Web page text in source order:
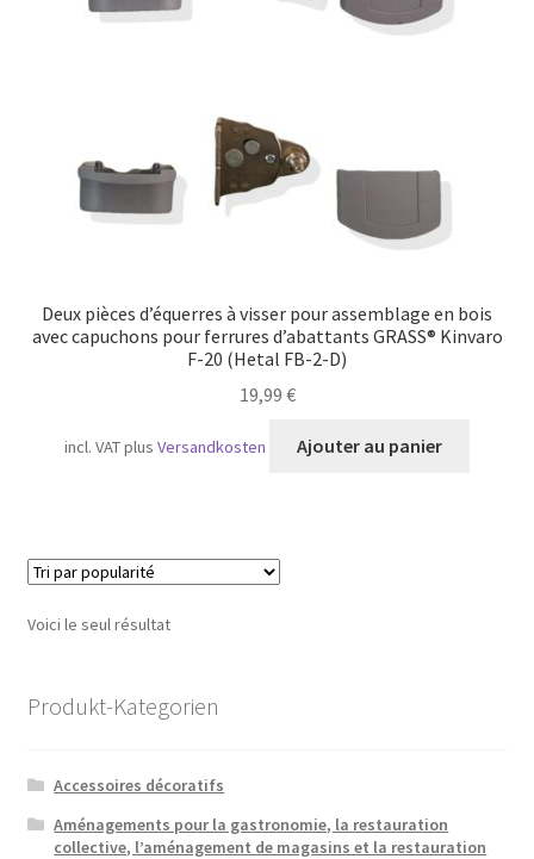
Transport maritime
Deux pièces d’équerres à visser pour assemblage en bois
avec capuchons pour ferrures d’abattants GRASS® Kinvaro
F-20 (Hetal FB-2-D)
19,99 €
incl. VATplusVersandkosten Ajouter au panier
Voici le seul résultat
Produkt-Kategorien
Accessoires décoratifs
Aménagements pour la gastronomie, la restauration
collective, l’aménagement de magasins et la restauration